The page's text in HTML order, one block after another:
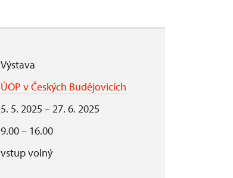
Výstava
ÚOP v Českých Budějovicích
5. 5. 2025 – 27. 6. 2025
9.00 – 16.00
vstup volný